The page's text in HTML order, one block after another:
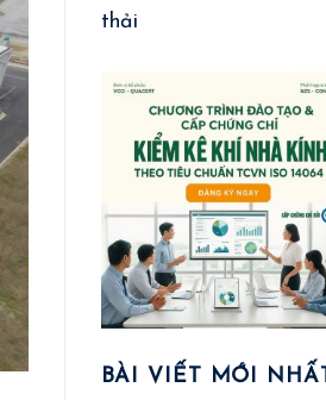
thải
BÀI VIẾT MỚI NHẤT